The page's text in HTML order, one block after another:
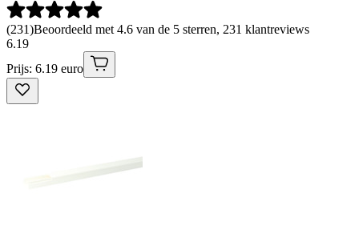
(231)Beoordeeld met 4.6 van de 5 sterren, 231 klantreviews
6.19
Prijs: 6.19 euro